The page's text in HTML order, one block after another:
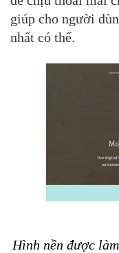
giúp cho người
nhất có thể.
Hình nền được